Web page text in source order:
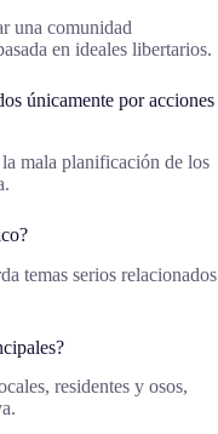
una comunidad
en ideales libertarios.
únicamente por acciones
mala planificación de los
temas serios relacionados
residentes y osos,